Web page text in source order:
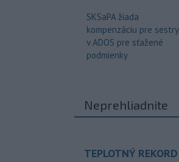
SKSaPA žiada
kompenzáciu pre sestry
v ADOS pre sťažené
podmienky
Neprehliadnite
TEPLOTNÝ REKORD